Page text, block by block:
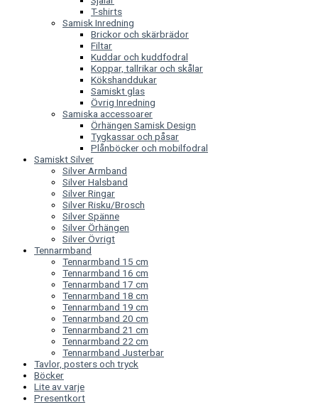
T-shirts
Samisk Inredning
Brickor och skärbrädor
Filtar
Kuddar och kuddfodral
Koppar, tallrikar och skålar
Kökshanddukar
Samiskt glas
Övrig Inredning
Samiska accessoarer
Örhängen Samisk Design
Tygkassar och påsar
Plånböcker och mobilfodral
Samiskt Silver
Silver Armband
Silver Halsband
Silver Ringar
Silver Risku/Brosch
Silver Spänne
Silver Örhängen
Silver Övrigt
Tennarmband
Tennarmband 15 cm
Tennarmband 16 cm
Tennarmband 17 cm
Tennarmband 18 cm
Tennarmband 19 cm
Tennarmband 20 cm
Tennarmband 21 cm
Tennarmband 22 cm
Tennarmband Justerbar
Tavlor, posters och tryck
Böcker
Lite av varje
Presentkort